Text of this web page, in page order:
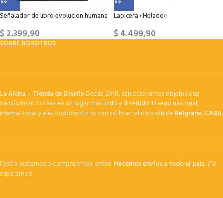
Señalador de libro evolucion humana
$2.399,90
Lapicera «Helado»
$4.499,90
SOBRE NOSOTROS
La Aldea – Tienda de DiseñoDesde 2010, seleccionamos objetos que
transforman tu casa en un lugar más lindo y divertido. Diseño nacional,
internacional y electrodomésticos con estilo en el corazón de Belgrano, CABA.
Pasá a visitarnos o compralo hoy online.Hacemos envíos a todo el país.¡Te
esperamos!